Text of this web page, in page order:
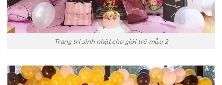
Trang trí sinh nhật cho giới trẻ mẫu 2